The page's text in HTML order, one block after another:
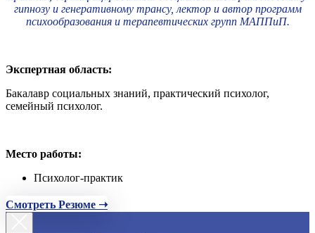
гипнозу и генеративному трансу, лектор и автор программ
психообразования и терапевтических групп МАППиП.
Экспертная область:
Бакалавр социальных знаний, практический психолог,
семейный психолог.
Место работы:
Психолог-практик
Смотреть Резюме ➝